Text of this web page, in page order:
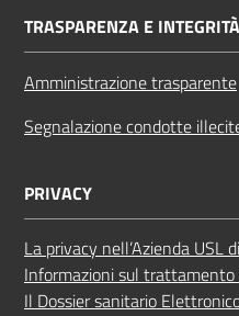
TRASPARENZA E INTEGRITÀ
Amministrazione trasparente
Segnalazione condotte
PRIVACY
La privacy nell’Azienda USL
Informazioni sul trattamento
Il Dossier sanitario